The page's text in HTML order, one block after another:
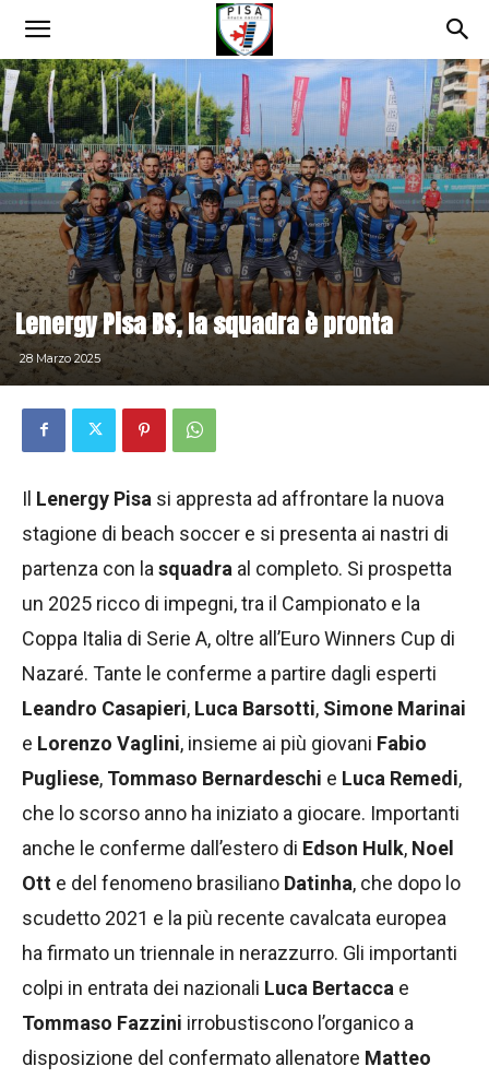
Lenergy Pisa BS, la squadra è pronta
28 Marzo 2025
Il Lenergy Pisa si appresta ad affrontare la nuova
stagione di beach soccer e si presenta ai nastri di
partenza con la squadra al completo. Si prospetta
un 2025 ricco di impegni, tra il Campionato e la
Coppa Italia di Serie A, oltre all’Euro Winners Cup di
Nazaré. Tante le conferme a partire dagli esperti
Leandro Casapieri, Luca Barsotti, Simone Marinai
e Lorenzo Vaglini, insieme ai più giovani Fabio
Pugliese, Tommaso Bernardeschi e Luca Remedi,
che lo scorso anno ha iniziato a giocare. Importanti
anche le conferme dall’estero di Edson Hulk, Noel
Ott e del fenomeno brasiliano Datinha, che dopo lo
scudetto 2021 e la più recente cavalcata europea
ha firmato un triennale in nerazzurro. Gli importanti
colpi in entrata dei nazionali Luca Bertacca e
Tommaso Fazzini irrobustiscono l’organico a
disposizione del confermato allenatore Matteo